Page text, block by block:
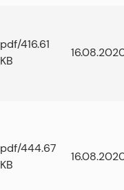
pdf/416.61
KB
pdf/444.67
KB